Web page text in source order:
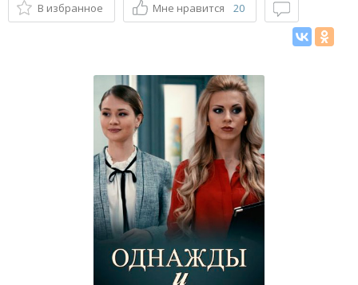
В избранное Мне нравится 20